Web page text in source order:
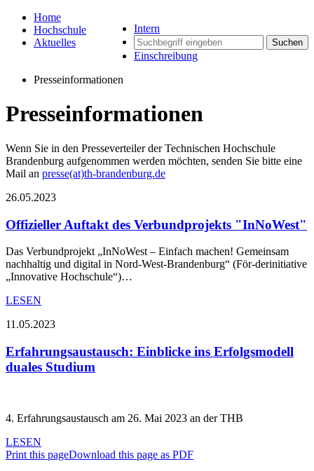
Intern
Suchen
Einschreibung
Home
Hochschule
Aktuelles
Presseinformationen
Presseinformationen
Wenn Sie in den Presseverteiler der Technischen Hochschule
Brandenburg aufgenommen werden möchten, senden Sie bitte eine
Mail an presse(at)th-brandenburg.de
26.05.2023
Offizieller Auftakt des Verbundprojekts "InNoWest"
Das Verbundprojekt „InNoWest – Einfach machen! Gemeinsam
nachhaltig und digital in Nord-West-Brandenburg“ (För-derinitiative
„Innovative Hochschule“)…
LESEN
11.05.2023
Erfahrungsaustausch: Einblicke ins Erfolgsmodell
duales Studium
4. Erfahrungsaustausch am 26. Mai 2023 an der THB
LESEN
Print this pageDownload this page as PDF